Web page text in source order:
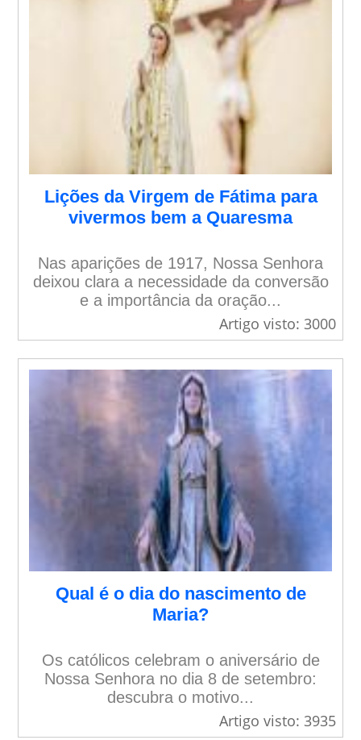
Lições da Virgem de Fátima para
vivermos bem a Quaresma
Nas aparições de 1917, Nossa Senhora
deixou clara a necessidade da conversão
e a importância da oração...
Artigo visto: 3000
Qual é o dia do nascimento de
Maria?
Os católicos celebram o aniversário de
Nossa Senhora no dia 8 de setembro:
descubra o motivo...
Artigo visto: 3935